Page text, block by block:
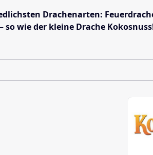
Drachenarten:
wie der kleine Drache